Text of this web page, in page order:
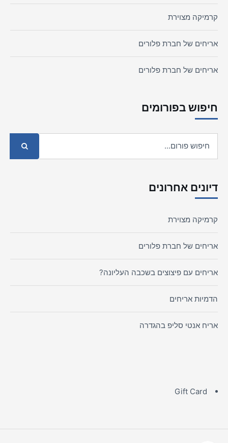
קרמיקה מצוירת
אריחים של חברת פלורים
אריחים של חברת פלורים
חיפוש בפורומים
דיונים אחרונים
קרמיקה מצוירת
אריחים של חברת פלורים
אריחים עם פיצוצים בשכבה העליונה?
הדמיות אריחים
אריח אנטי סליפ בהגדרה
Gift Card